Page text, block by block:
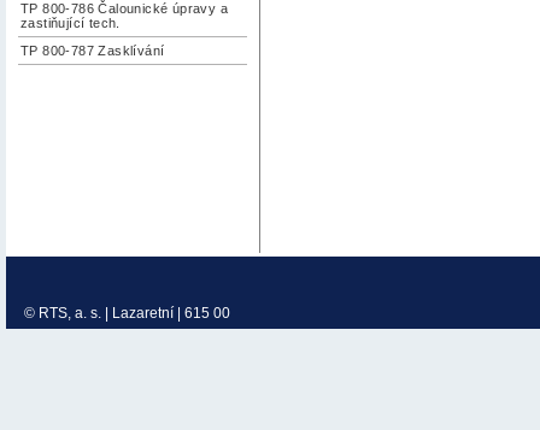
TP 800-786 Čalounické úpravy a
zastiňující tech.
TP 800-787 Zasklívání
© RTS, a. s. | Lazaretní | 615 00